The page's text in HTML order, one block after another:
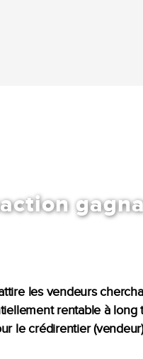
les vendeurs
rentable à long
le crédirentier